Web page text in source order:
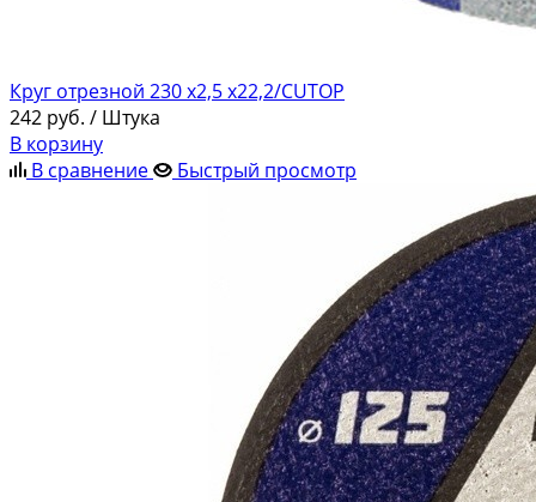
Круг отрезной 230 х2,5 х22,2/CUTOP
242 руб. / Штука
В корзину
В сравнение
Быстрый просмотр